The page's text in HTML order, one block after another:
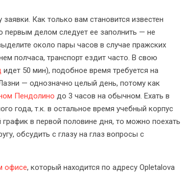
Как только вам становится известен
первым делом следует ее заполнить — не
около пары часов в случае пражских
полчаса, транспорт ездит часто. В свою
идет 50 мин), подобное время требуется на
— однозначно целый день, потому как
Пендолино до 3 часов на обычном. Ехать в
года, т.к. в остальное время учебный корпус
в первой половине дня, то можно поехать
обсудить с глазу на глаз вопросы с
офисе, который находится по адресу Opletalova